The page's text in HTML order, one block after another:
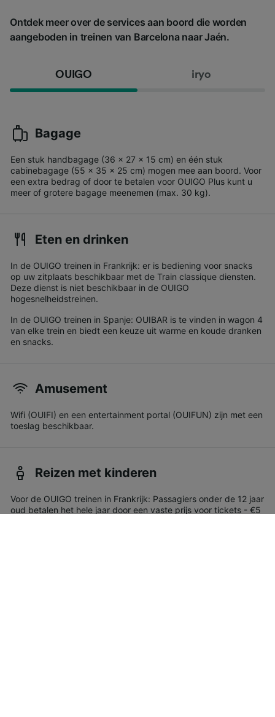
Ontdek meer over de services aan boord die worden
aangeboden in treinen van Barcelona naar Jaén.
OUIGO iryo
Bagage
Een stuk handbagage (36 x 27 x 15 cm) en één stuk
cabinebagage (55 x 35 x 25 cm) mogen mee aan boord. Voor
een extra bedrag of door te betalen voor OUIGO Plus kunt u
meer of grotere bagage meenemen (max. 30 kg).
Eten en drinken
In de OUIGO treinen in Frankrijk: er is bediening voor snacks
op uw zitplaats beschikbaar met de Train classique diensten.
Deze dienst is niet beschikbaar in de OUIGO
hogesnelheidstreinen.
In de OUIGO treinen in Spanje: OUIBAR is te vinden in wagon 4
van elke trein en biedt een keuze uit warme en koude dranken
en snacks.
Amusement
Wifi (OUIFI) en een entertainment portal (OUIFUN) zijn met een
toeslag beschikbaar.
Reizen met kinderen
Voor de OUIGO treinen in Frankrijk: Passagiers onder de 12 jaar
oud betalen het hele jaar door een vaste prijs voor tickets - €5